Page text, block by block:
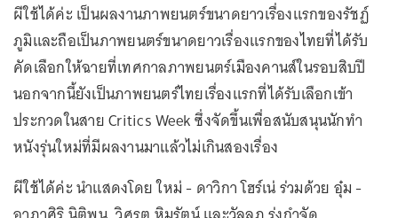
ผีใช้ได้ค่ะ เป็นผลงานภาพยนตร์ขนาดยาวเรื่องแรกของรัชฏ์
ภูมิและถือเป็นภาพยนตร์ขนาดยาวเรื่องแรกของไทยที่ได้รับ
คัดเลือกให้ฉายที่เทศกาลภาพยนตร์เมืองคานส์ในรอบสิบปี
นอกจากนี้ยังเป็นภาพยนตร์ไทยเรื่องแรกที่ได้รับเลือกเข้า
ประกวดในสาย Critics Week ซึ่งจัดขึ้นเพื่อสนับสนุนนักทำ
หนังรุ่นใหม่ที่มีผลงานมาแล้วไม่เกินสองเรื่อง
ผีใช้ได้ค่ะ นำแสดงโดย ใหม่ - ดาวิกา โฮร์เน่ ร่วมด้วย อุ๋ม -